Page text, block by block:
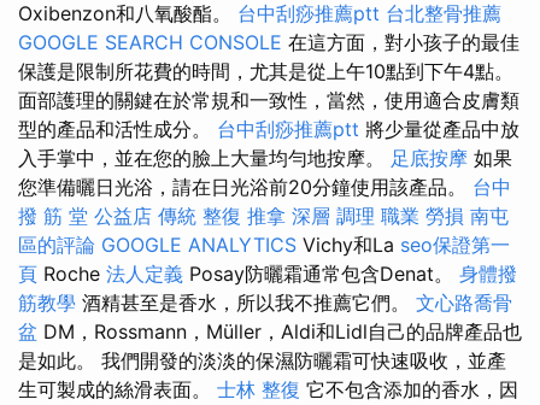
Oxibenzon和八氧酸酯。 台中刮痧推薦ptt 台北整骨推薦
GOOGLE SEARCH CONSOLE 在這方面，對小孩子的最佳
保護是限制所花費的時間，尤其是從上午10點到下午4點。
面部護理的關鍵在於常規和一致性，當然，使用適合皮膚類
型的產品和活性成分。 台中刮痧推薦ptt 將少量從產品中放
入手掌中，並在您的臉上大量均勻地按摩。 足底按摩 如果
您準備曬日光浴，請在日光浴前20分鐘使用該產品。 台中
撥 筋 堂 公益店 傳統 整復 推拿 深層 調理 職業 勞損 南屯
區的評論 GOOGLE ANALYTICS Vichy和La seo保證第一
頁 Roche 法人定義 Posay防曬霜通常包含Denat。 身體撥
筋教學 酒精甚至是香水，所以我不推薦它們。 文心路喬骨
盆 DM，Rossmann，Müller，Aldi和Lidl自己的品牌產品也
是如此。 我們開發的淡淡的保濕防曬霜可快速吸收，並產
生可製成的絲滑表面。 士林 整復 它不包含添加的香水，因